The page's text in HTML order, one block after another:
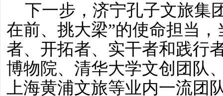
下一步，济宁孔子文旅集
在前、挑大梁”的使命担当
者、开拓者、实干者和践行
博物院、清华大学文创团队
上海黄浦文旅等业内一流团